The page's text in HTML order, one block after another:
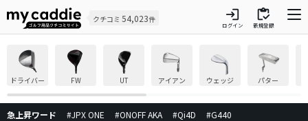
クチコミ 54,023件 login
ログイン
inventory
新規登録
ドライバー FW UT アイアン ウェッジ パター
急上昇ワード #JPX ONE #ONOFF AKA #Qi4D #G440